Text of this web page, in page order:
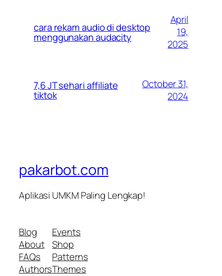
cara rekam audio di desktop
menggunakan audacity
April
19,
2025
7,6 JT sehari affiliate
tiktok
October 31,
2024
pakarbot.com
Aplikasi UMKM Paling Lengkap!
Blog
About
FAQs
Authors
Events
Shop
Patterns
Themes